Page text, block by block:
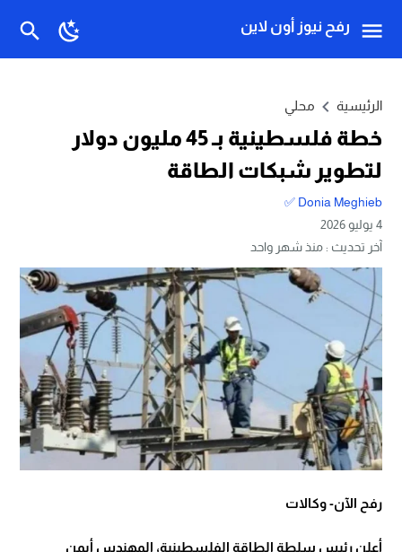
رفح نيوز أون لاين
الرئيسية محلي
خطة فلسطينية بـ 45 مليون دولار
لتطوير شبكات الطاقة
Donia Meghieb ✅
4 يوليو 2026
آخر تحديث :منذ شهر واحد
رفح الآن- وكالات
أعلن رئيس سلطة الطاقة الفلسطينية، المهندس أيمن